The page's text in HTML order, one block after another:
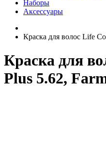
Наборы
Аксессуары
Краска для волос Life
Краска для
Plus 5.62,